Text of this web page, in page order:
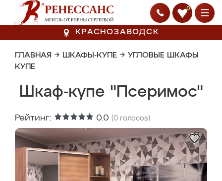
0
КРАСНОЗАВОДСК
ГЛАВНАЯ → ШКАФЫ-КУПЕ → УГЛОВЫЕ ШКАФЫ
КУПЕ
Шкаф-купе "Псеримос"
Рейтинг: 0.0 (0 голосов)